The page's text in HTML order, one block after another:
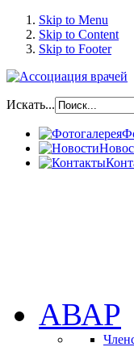
Skip to Menu
Skip to Content
Skip to Footer
Искать...
АВАР